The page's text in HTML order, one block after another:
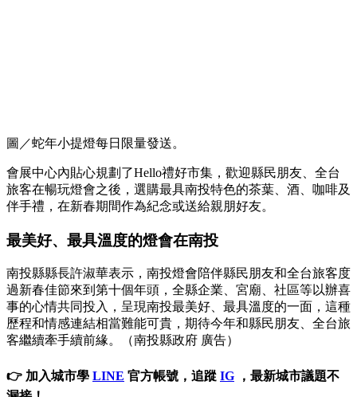
圖／蛇年小提燈每日限量發送。
會展中心內貼心規劃了Hello禮好市集，歡迎縣民朋友、全台
旅客在暢玩燈會之後，選購最具南投特色的茶葉、酒、咖啡及
伴手禮，在新春期間作為紀念或送給親朋好友。
最美好、最具溫度的燈會在南投
南投縣縣長許淑華表示，南投燈會陪伴縣民朋友和全台旅客度
過新春佳節來到第十個年頭，全縣企業、宮廟、社區等以辦喜
事的心情共同投入，呈現南投最美好、最具溫度的一面，這種
歷程和情感連結相當難能可貴，期待今年和縣民朋友、全台旅
客繼續牽手續前緣。（南投縣政府 廣告）
👉 加入城市學 LINE 官方帳號，追蹤 IG ，最新城市議題不